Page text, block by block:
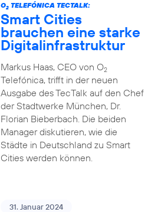
O2TELEFÓNICA TECTALK:
Smart Cities
brauchen eine starke
Digitalinfrastruktur
Markus Haas, CEO von O2
Telefónica, trifft in der neuen
Ausgabe des TecTalk auf den Chef
der Stadtwerke München, Dr.
Florian Bieberbach. Die beiden
Manager diskutieren, wie die
Städte in Deutschland zu Smart
Cities werden können.
31. Januar 2024